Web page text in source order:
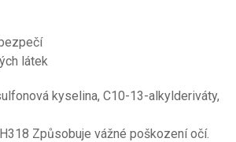
látek
kyselina, C10-13-alkylderiváty,
Způsobuje vážné poškození očí.